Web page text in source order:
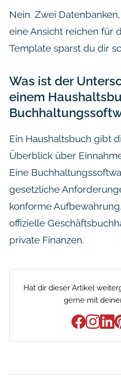
Nein. Zwei
eine Ansicht reichen für
Template sparst du dir
Was ist der
einem
Ein Haushaltsbuch gibt
Überblick über
Eine
gesetzliche
konforme
offizielle
private Finanzen.
Hat dir dieser Artikel
gerne mit